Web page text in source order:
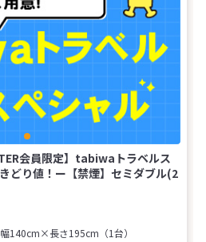
会員限定】tabiwaトラベルス
り値！ー【禁煙】セミダブル(2
幅140cm×長さ195cm（1台）